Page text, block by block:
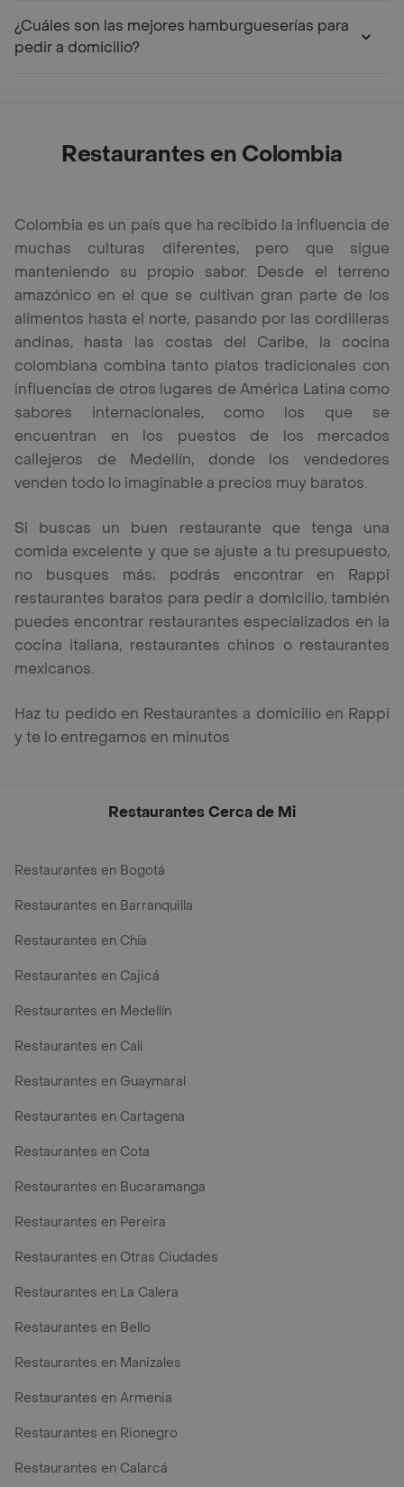
¿Cuáles son las mejores hamburgueserías para
pedir a domicilio?
Restaurantes en Colombia
Colombia es un país que ha recibido la influencia de
muchas culturas diferentes, pero que sigue
manteniendo su propio sabor. Desde el terreno
amazónico en el que se cultivan gran parte de los
alimentos hasta el norte, pasando por las cordilleras
andinas, hasta las costas del Caribe, la cocina
colombiana combina tanto platos tradicionales con
influencias de otros lugares de América Latina como
sabores internacionales, como los que se
encuentran en los puestos de los mercados
callejeros de Medellín, donde los vendedores
venden todo lo imaginable a precios muy baratos.
Si buscas un buen restaurante que tenga una
comida excelente y que se ajuste a tu presupuesto,
no busques más; podrás encontrar en Rappi
restaurantes baratos para pedir a domicilio, también
puedes encontrar restaurantes especializados en la
cocina italiana, restaurantes chinos o restaurantes
mexicanos.
Haz tu pedido en Restaurantes a domicilio en Rappi
y te lo entregamos en minutos
Restaurantes Cerca de Mi
Restaurantes en Bogotá
Restaurantes en Barranquilla
Restaurantes en Chía
Restaurantes en Cajicá
Restaurantes en Medellín
Restaurantes en Cali
Restaurantes en Guaymaral
Restaurantes en Cartagena
Restaurantes en Cota
Restaurantes en Bucaramanga
Restaurantes en Pereira
Restaurantes en Otras Ciudades
Restaurantes en La Calera
Restaurantes en Bello
Restaurantes en Manizales
Restaurantes en Armenia
Restaurantes en Rionegro
Restaurantes en Calarcá